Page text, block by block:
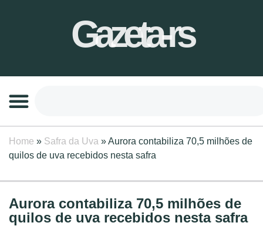
Gazeta-rs
Home » Safra da Uva »Aurora contabiliza 70,5 milhões de
quilos de uva recebidos nesta safra
Aurora contabiliza 70,5 milhões de
quilos de uva recebidos nesta safra